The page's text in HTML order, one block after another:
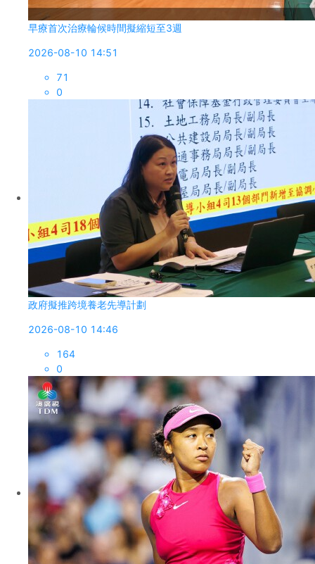
早療首次治療輪候時間擬縮短至3週
2026-08-10 14:51
71
0
政府擬推跨境養老先導計劃
2026-08-10 14:46
164
0